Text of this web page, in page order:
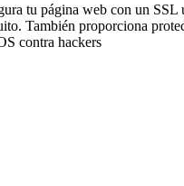
tu página web con un SSL
También proporciona
contra hackers